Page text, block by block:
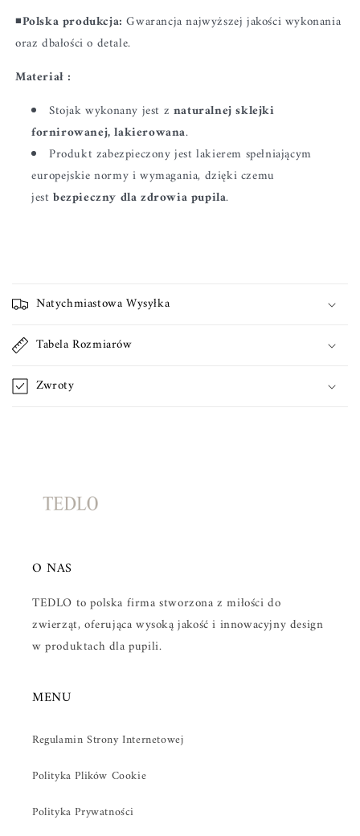
◾️Polska produkcja:Gwarancja najwyższej jakości wykonania
oraz dbałości o detale.
Materiał :
Stojak wykonany jest z naturalnej sklejki
fornirowanej, lakierowana.
Produkt zabezpieczony jest lakierem spełniającym
europejskie normy i wymagania, dzięki czemu
jest bezpieczny dla zdrowia pupila.
w
i
a
n
a
Natychmiastowa Wysyłka
Tabela Rozmiarów
Zwroty
O NAS
TEDLO to polska firma stworzona z miłości do
zwierząt, oferująca wysoką jakość i innowacyjny design
w produktach dla pupili.
MENU
Regulamin Strony Internetowej
Polityka Plików Cookie
Polityka Prywatności